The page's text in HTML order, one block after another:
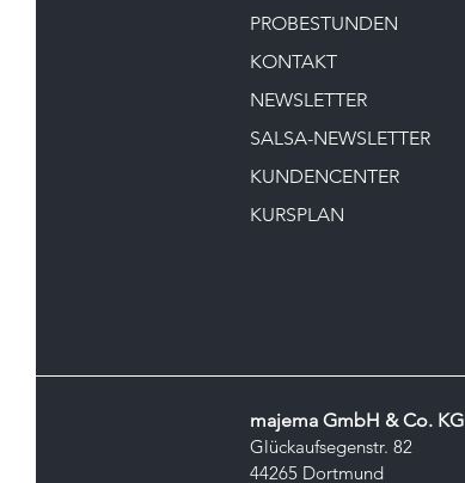
PROBESTUNDEN
KONTAKT
NEWSLETTER
SALSA-NEWSLETTER
KUNDENCENTER
KURSPLAN
majema GmbH & Co. KG
Glückaufsegenstr. 82
44265 Dortmund